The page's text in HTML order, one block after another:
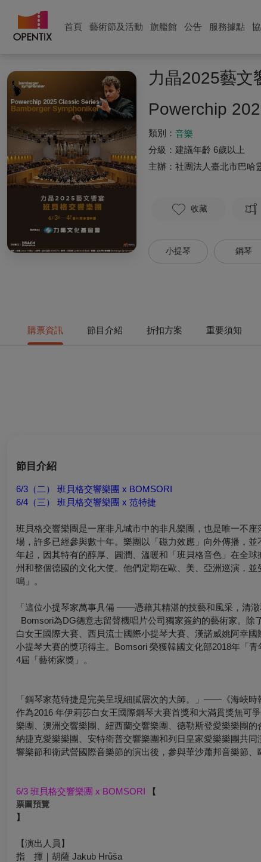
首頁 藝術節及活動 旗艦館 公告 服務據點
力晶2025藝
Powerchip
類別： 音樂
分級： 建議年齡 6歲以上
主辦： 社團法人臺北市巴哈
收藏
小提琴 鋼琴
購票資訊 節目介紹 折扣方案 重要須知
節目介紹
6/3（二） 班貝格交響樂團 x BOMSORI
6/4（三） 班貝格交響樂團 x 范特捷
班貝格交響樂團是一座非凡城市中的非凡樂團，也是唯一不
場，許多已經參與數十年。樂團以「磁力效應」向外傳播，
年起，因其特有的醇厚、圓潤、溫暖和「班貝格音色」在全
州和整個德國的文化大使。他們定期在歐、美、亞洲巡演，
鳴」。
「這位小提琴家萬事具備 ——憑藉其精湛的技藝和風采，清
Bomsori為DG德意志留聲機唱片公司獨家簽約的藝術家。
白女王國際大賽、西貝流士國際小提琴大賽、漢諾威姚阿幸
小提琴大賽的獎項得主。Bomsori 榮獲韓國文化部2018年「
4屆「藝術家獎」。
「鋼琴家范特捷是完美呈現細膩層次的大師。」——《海峽時
作為2016 年伊莉莎白女王國際鋼琴大賽首獎和大滿貫獎無可
樂團、澳洲交響樂團、紐西蘭交響樂團、德勒斯登愛樂樂團
納捷克愛樂樂團、安特衛普交響樂團和列日皇家愛樂樂團共
響樂節和衛武營國際音樂節的演出後，參與華沙蕭邦音樂節
6/3 班貝格交響樂團 x BOMSORI 【
票圖預覽
】
【演出人員】
指 揮｜胡薩 Jakub Hrůša